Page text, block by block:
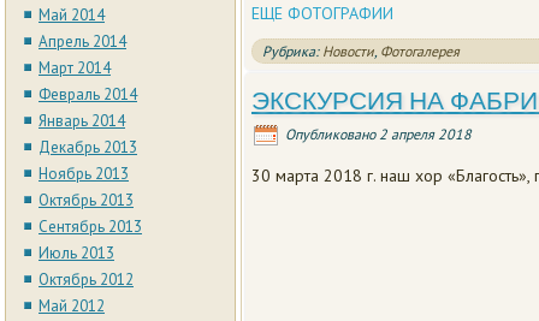
Май 2014
Апрель 2014
Март 2014
Февраль 2014
Январь 2014
Декабрь 2013
Ноябрь 2013
Октябрь 2013
Сентябрь 2013
Июль 2013
Октябрь 2012
Май 2012
ЕЩЕ ФОТОГРАФИИ
Рубрика: Новости, Фотогалерея
ЭКСКУРСИЯ НА
Опубликовано 2 апреля 2018
30 марта 2018 г. наш хор